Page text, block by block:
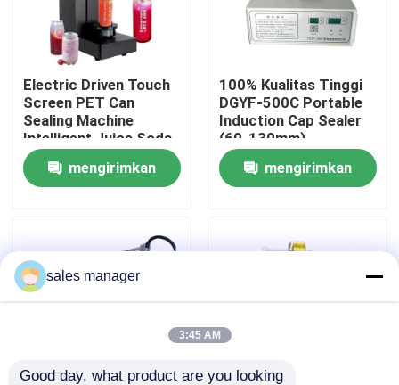
Tur Pabrik
Kontrol Kualitas
Minta Kutipan
Mesin Pelabelan Kemasan
mesin penutup botol otomatis
Electric Driven Touch
Screen PET Can
Sealing Machine
Intelligent Juice Soda
Can Seamer Machine
untuk industri
minuman dan makanan
mengirimkan
100% Kualitas Tinggi
DGYF-500C Portable
Induction Cap Sealer
(60-130mm)
mengirimkan
sales manager
3:45 AM
Good day, what product are you looking